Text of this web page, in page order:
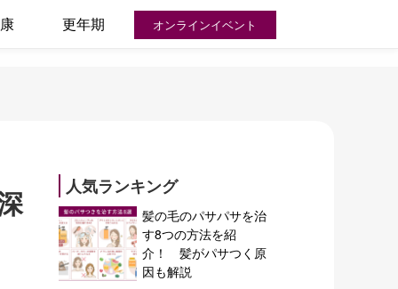
更年期 オンラインイベント
人気ランキング
髪の毛のパサパサを治
す8つの方法を紹
介！ 髪がパサつく原
因も解説